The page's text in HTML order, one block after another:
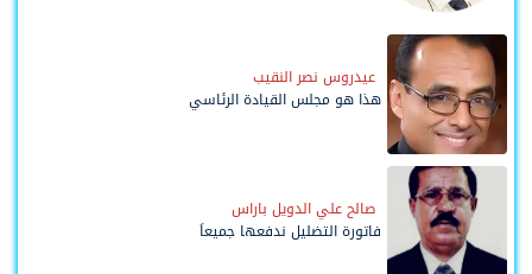
عيدروس نصر النقيب
هذا هو مجلس القيادة الرئاسي
صالح علي الدويل باراس
فاتورة التضليل ندفعها جميعاً